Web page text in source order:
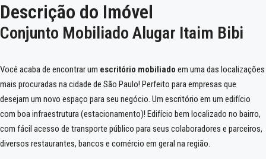
Descrição do Imóvel
Conjunto Mobiliado Alugar Itaim Bibi
Você acaba de encontrar um escritório mobiliado em uma das localizações
mais procuradas na cidade de São Paulo! Perfeito para empresas que
desejam um novo espaço para seu negócio. Um escritório em um edifício
com boa infraestrutura (estacionamento)! Edifício bem localizado no bairro,
com fácil acesso de transporte público para seus colaboradores e parceiros,
diversos restaurantes, bancos e comércio em geral na região.